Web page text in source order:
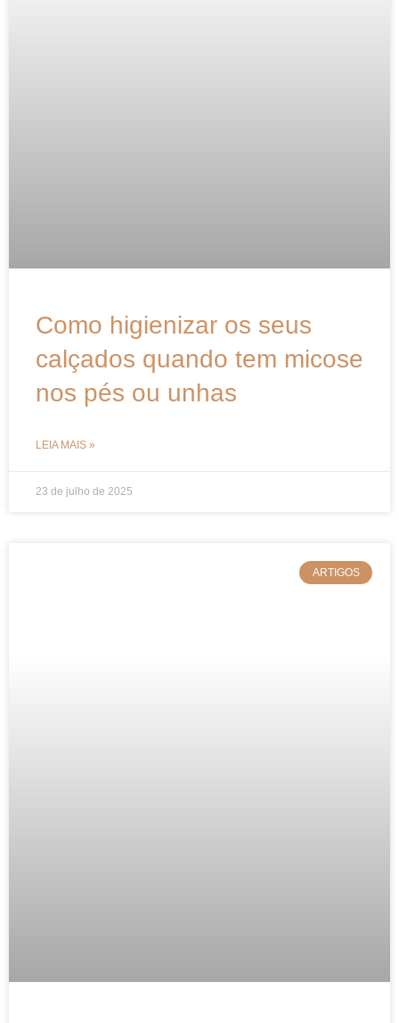
Como higienizar os seus
calçados quando tem micose
nos pés ou unhas
LEIA MAIS »
23 de julho de 2025
ARTIGOS